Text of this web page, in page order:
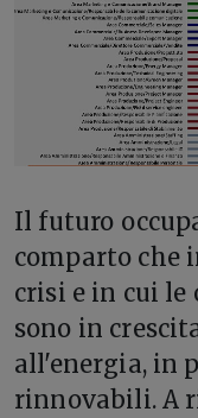
Il futuro
comparto che
crisi e in cui
sono in
all'energia, in
rinnovabili. A